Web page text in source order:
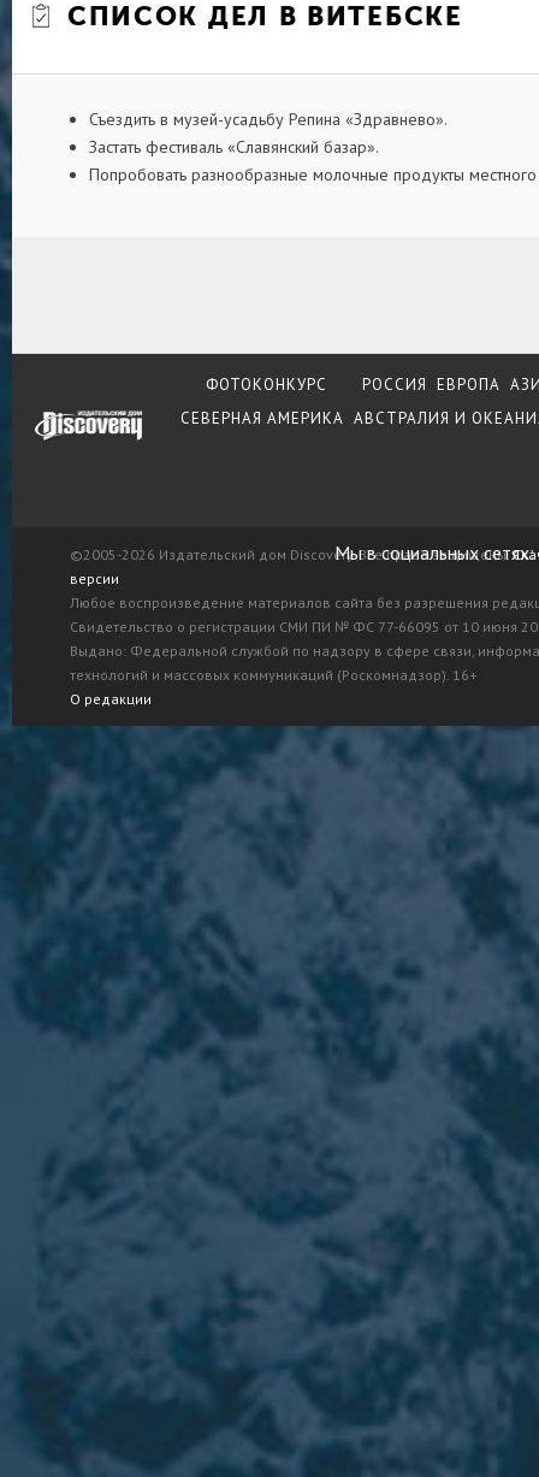
СПИСОК ДЕЛ В ВИТЕБСКЕ
Съездить в музей-усадьбу Репина «Здравнево».
Застать фестиваль «Славянский базар».
Попробовать разнообразные молочные продукты местного
ФОТОКОНКУРС РОССИЯ ЕВРОПА
СЕВЕРНАЯ АМЕРИКА АВСТРАЛИЯ И
©2005-2026 Издательский дом Discovery. Все права защищены.
версии
Любое воспроизведение материалов сайта без разрешения
Свидетельство о регистрации СМИ ПИ № ФС 77-66095 от 10 июня
Выдано: Федеральной службой по надзору в сфере связи,
технологий и массовых коммуникаций (Роскомнадзор). 16+
О редакции
Мы в социальных сетях: